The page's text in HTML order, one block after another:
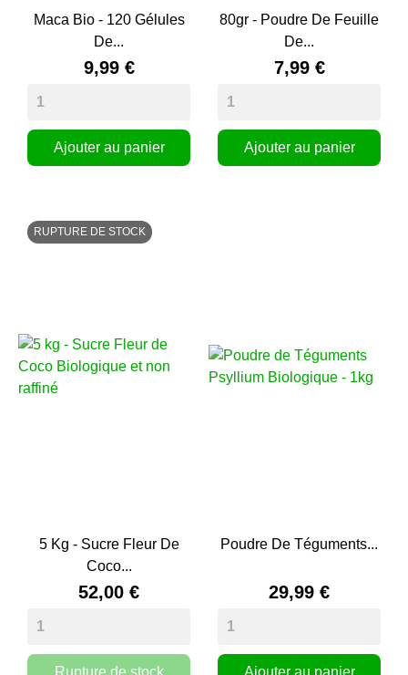
Maca Bio - 120 Gélules
De...
9,99 €
Ajouter au panier
80gr - Poudre De Feuille
De...
7,99 €
Ajouter au panier
5 Kg - Sucre Fleur De
Coco...
52,00 €
Rupture de stock
RUPTURE DE STOCK
Poudre De Téguments...
29,99 €
Ajouter au panier